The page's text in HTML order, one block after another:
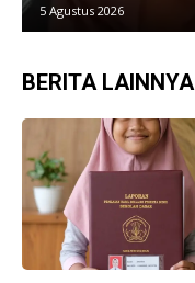
5 Agustus 2026
BERITA LAINNYA